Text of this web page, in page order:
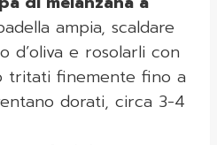
ampia, scaldare
d’oliva e rosolarli con
tritati finemente fino a
dorati, circa 3-4